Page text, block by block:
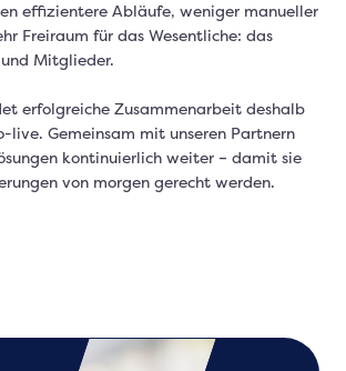
effizientere Abläufe, weniger manueller
Freiraum für das Wesentliche: das
und Mitglieder.
erfolgreiche Zusammenarbeit deshalb
live. Gemeinsam mit unseren Partnern
kontinuierlich weiter – damit sie
von morgen gerecht werden.